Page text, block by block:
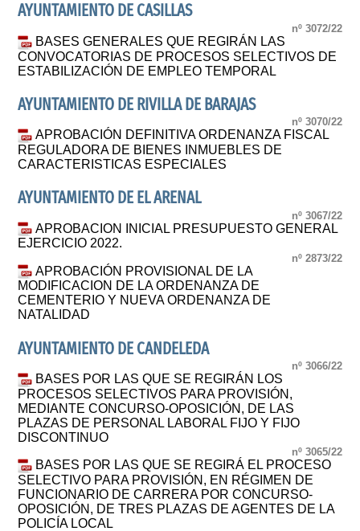
AYUNTAMIENTO DE CASILLAS
nº 3072/22
BASES GENERALES QUE REGIRÁN LAS
CONVOCATORIAS DE PROCESOS SELECTIVOS DE
ESTABILIZACIÓN DE EMPLEO TEMPORAL
AYUNTAMIENTO DE RIVILLA DE BARAJAS
nº 3070/22
APROBACIÓN DEFINITIVA ORDENANZA FISCAL
REGULADORA DE BIENES INMUEBLES DE
CARACTERISTICAS ESPECIALES
AYUNTAMIENTO DE EL ARENAL
nº 3067/22
APROBACION INICIAL PRESUPUESTO GENERAL
EJERCICIO 2022.
nº 2873/22
APROBACIÓN PROVISIONAL DE LA
MODIFICACION DE LA ORDENANZA DE
CEMENTERIO Y NUEVA ORDENANZA DE
NATALIDAD
AYUNTAMIENTO DE CANDELEDA
nº 3066/22
BASES POR LAS QUE SE REGIRÁN LOS
PROCESOS SELECTIVOS PARA PROVISIÓN,
MEDIANTE CONCURSO-OPOSICIÓN, DE LAS
PLAZAS DE PERSONAL LABORAL FIJO Y FIJO
DISCONTINUO
nº 3065/22
BASES POR LAS QUE SE REGIRÁ EL PROCESO
SELECTIVO PARA PROVISIÓN, EN RÉGIMEN DE
FUNCIONARIO DE CARRERA POR CONCURSO-
OPOSICIÓN, DE TRES PLAZAS DE AGENTES DE LA
POLICÍA LOCAL